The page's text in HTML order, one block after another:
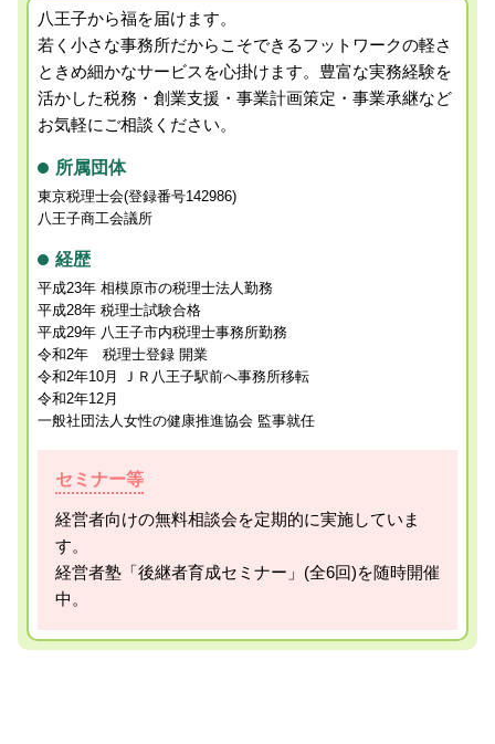
八王子から福を届けます。
若く小さな事務所だからこそできるフットワークの軽さ
ときめ細かなサービスを心掛けます。 豊富な実務経験を
活かした税務・創業支援・事業計画策定・事業承継など
お気軽にご相談ください。
所属団体
東京税理士会(登録番号142986)
八王子商工会議所
経歴
平成23年 相模原市の税理士法人勤務
平成28年 税理士試験合格
平成29年 八王子市内税理士事務所勤務
令和2年 税理士登録 開業
令和2年10月 ＪＲ八王子駅前へ事務所移転
令和2年12月
一般社団法人女性の健康推進協会 監事就任
セミナー等
経営者向けの無料相談会を定期的に実施していま
す。
経営者塾「後継者育成セミナー」(全6回)を随時開催
中。